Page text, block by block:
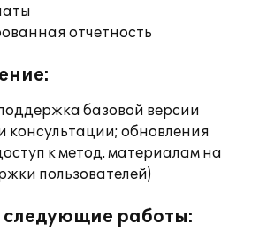
отчетность
базовой версии
консультации; обновления
к метод. материалам на
пользователей)
работы: